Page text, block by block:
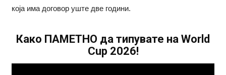
која има договор уште две години.
Како ПАМЕТНО да типувате на World
Cup 2026!